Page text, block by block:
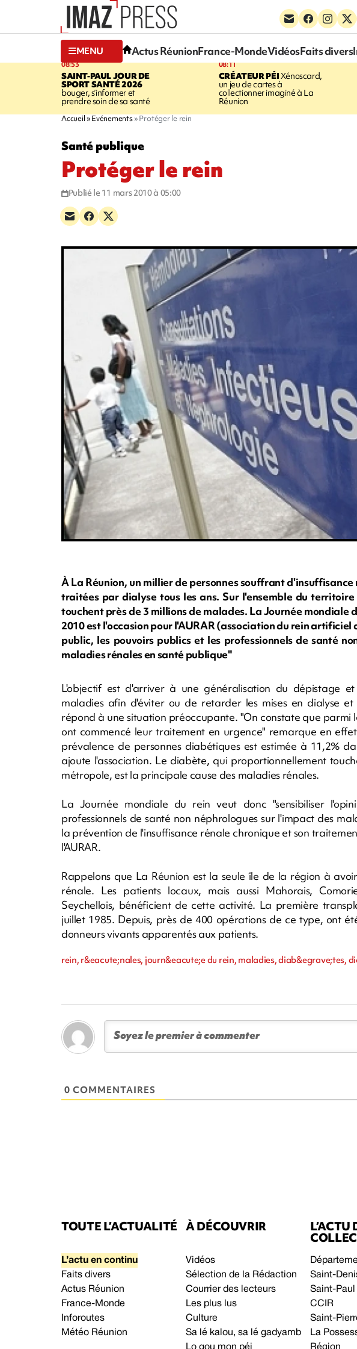
MENU Actus RéunionFrance-MondeVidéosFaits divers
08:53
SAINT-PAULJOUR DE
SPORT SANTÉ 2026
bouger, s’informer et
prendre soin de sa santé
08:11
CRÉATEUR PÉIXénoscard,
un jeu de cartes à
collectionner imaginé à La
Réunion
Accueil Evénements Protéger le rein
Santé publique
Protéger le rein
Publié le 11 mars 2010 à 05:00
À La Réunion, un millier de personnes souffrant
traitées par dialyse tous les ans. Sur l'ensemble du
touchent près de 3 millions de malades. La Journée mondiale
2010 est l'occasion pour l'AURAR (association du rein artificiel
public, les pouvoirs publics et les professionnels de santé
maladies rénales en santé publique"
L'objectif est d'arriver à une généralisation du dépistage
maladies afin d'éviter ou de retarder les mises en dialyse et
répond à une situation préoccupante. "On constate que parmi
ont commencé leur traitement en urgence" remarque en effet
prévalence de personnes diabétiques est estimée à 11,2%
ajoute l'association. Le diabète, qui proportionnellement
métropole, est la principale cause des maladies rénales.
La Journée mondiale du rein veut donc "sensibiliser
professionnels de santé non néphrologues sur l'impact des
la prévention de l'insuffisance rénale chronique et son
l'AURAR.
Rappelons que La Réunion est la seule île de la région à
rénale. Les patients locaux, mais aussi Mahorais,
Seychellois, bénéficient de cette activité. La première
juillet 1985. Depuis, près de 400 opérations de ce type, ont
donneurs vivants apparentés aux patients.
rein, r&eacute;nales, journ&eacute;e du rein, maladies, diab&egrave;tes,
0 COMMENTAIRES
TOUTE L’ACTUALITÉ
L’actu en continu
Faits divers
Actus Réunion
France-Monde
Inforoutes
Météo Réunion
À DÉCOUVRIR
Vidéos
Sélection de la Rédaction
Courrier des lecteurs
Les plus lus
Culture
Sa lé kalou, sa lé gadyamb
Lo gou mon péi
L’ACTU
Saint-
Saint-Paul
CCIR
Saint-
La
Région